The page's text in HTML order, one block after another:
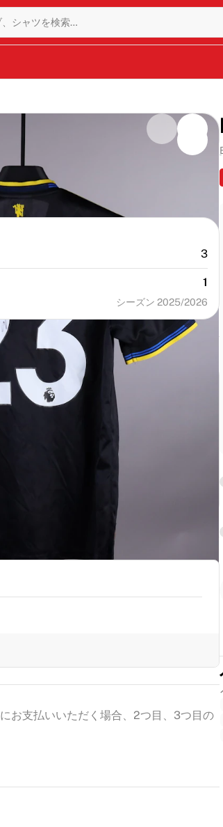
シャツを検索…
3
1
シーズン 2025/2026
お支払いいただく場合、2つ目、3つ目の